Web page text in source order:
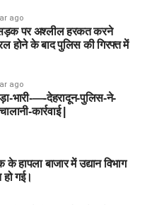
ago
पर अश्लील हरकत करने
होने के बाद पुलिस की गिरफ्त में
ago
भारी-—-देहरादून-पुलिस-ने-
कार्रवाई |
हापला बाजार में उद्यान विभाग
हो गई।